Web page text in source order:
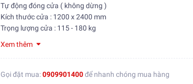
Tự động đóng cửa ( không dừng )
Kích thước cửa : 1200 x 2400 mm
Trọng lượng cửa : 115 - 180 kg
Xem thêm
Gọi đặt mua:0909901400để nhanh chóng mua hàng